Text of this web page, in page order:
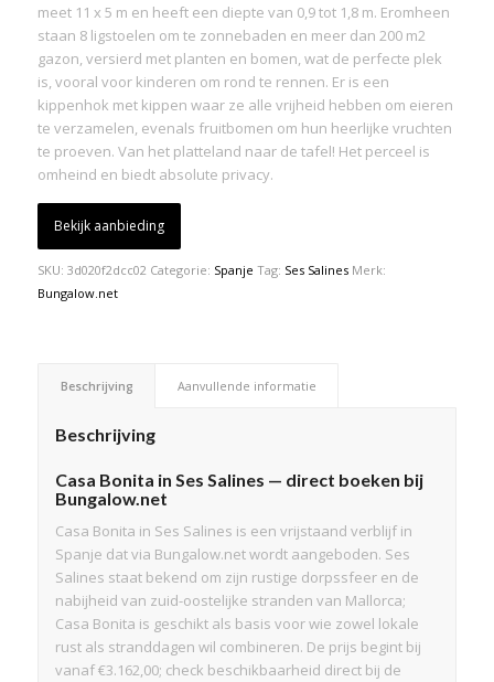
meet 11 x 5 m en heeft een diepte van 0,9 tot 1,8 m. Eromheen
staan 8 ligstoelen om te zonnebaden en meer dan 200 m2
gazon, versierd met planten en bomen, wat de perfecte plek
is, vooral voor kinderen om rond te rennen. Er is een
kippenhok met kippen waar ze alle vrijheid hebben om eieren
te verzamelen, evenals fruitbomen om hun heerlijke vruchten
te proeven. Van het platteland naar de tafel! Het perceel is
omheind en biedt absolute privacy.
Bekijk aanbieding
SKU: 3d020f2dcc02 Categorie: Spanje Tag: Ses Salines Merk:
Bungalow.net
Beschrijving Aanvullende informatie
Beschrijving
Casa Bonita in Ses Salines — direct boeken bij
Bungalow.net
Casa Bonita in Ses Salines is een vrijstaand verblijf in
Spanje dat via Bungalow.net wordt aangeboden. Ses
Salines staat bekend om zijn rustige dorpssfeer en de
nabijheid van zuid-oostelijke stranden van Mallorca;
Casa Bonita is geschikt als basis voor wie zowel lokale
rust als stranddagen wil combineren. De prijs begint bij
vanaf €3.162,00; check beschikbaarheid direct bij de